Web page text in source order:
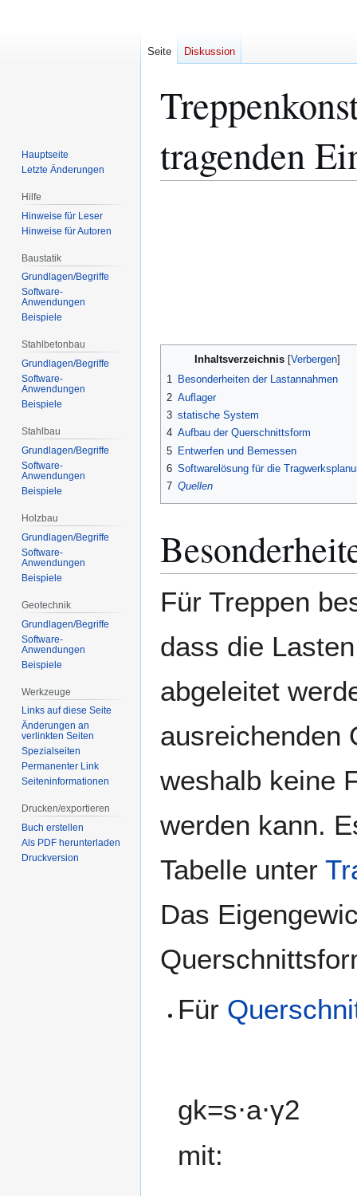
tragenden
Inhaltsverzeichnis
1 Besonderheiten der Lastannahmen
2 Auflager
3 statische System
4 Aufbau der Querschnittsform
5 Entwerfen und Bemessen
6 Softwarelösung für die
7 Quellen
Für Treppen
dass die
abgeleitet
ausreichenden
weshalb keine
werden kann.
Tabelle unter
Das
Für
gk=s⋅a⋅γ2
mit:
Seite Diskussion
Hauptseite
Letzte Änderungen
Hilfe
Hinweise für Leser
Hinweise für Autoren
Baustatik
Grundlagen/Begriffe
Software-
Anwendungen
Beispiele
Stahlbetonbau
Grundlagen/Begriffe
Software-
Anwendungen
Beispiele
Stahlbau
Grundlagen/Begriffe
Software-
Anwendungen
Beispiele
Holzbau
Grundlagen/Begriffe
Software-
Anwendungen
Beispiele
Geotechnik
Grundlagen/Begriffe
Software-
Anwendungen
Beispiele
Werkzeuge
Links auf diese Seite
Änderungen an
verlinkten Seiten
Spezialseiten
Permanenter Link
Seiten­­informationen
Drucken/­exportieren
Buch erstellen
Als PDF herunterladen
Druckversion